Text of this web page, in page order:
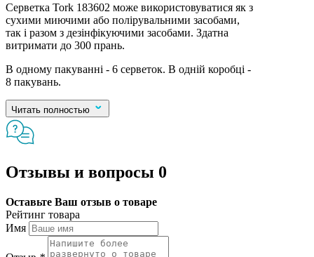
Серветка Tork 183602 може використовуватися як з
сухими миючими або полірувальними засобами,
так і разом з дезінфікуючими засобами. Здатна
витримати до 300 прань.
В одному пакуванні - 6 серветок. В одній коробці -
8 пакувань.
Читать полностью
Отзывы и вопросы 0
Оставьте Ваш отзыв о товаре
Рейтинг товара
Имя